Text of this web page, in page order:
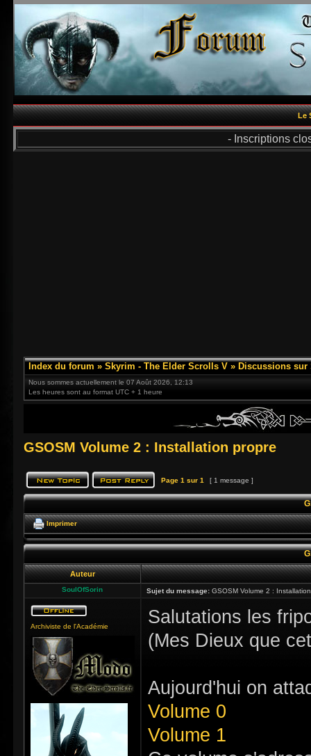
Le
- Inscriptions
Index du forum » Skyrim - The Elder Scrolls V » Discussions sur
Nous sommes actuellement le 07 Août 2026, 12:13
Les heures sont au format UTC + 1 heure
GSOSM Volume 2 : Installation propre
Page 1 sur 1 [ 1 message ]
Imprimer
Auteur
SoulOfSorin Sujet du message: GSOSM Volume 2 :
Archiviste de l'Académie
Salutations les
(Mes Dieux que
Aujourd'hui on
Volume 0
Volume 1